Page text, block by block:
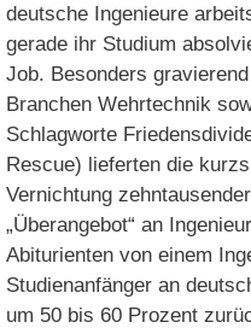
deutsche Ingenieure
gerade ihr Studium
Job. Besonders
Branchen Wehrtechnik
Schlagworte
Rescue) lieferten die
Vernichtung
„Überangebot“ an
Abiturienten von einem
Studienanfänger an
um 50 bis 60 Prozent